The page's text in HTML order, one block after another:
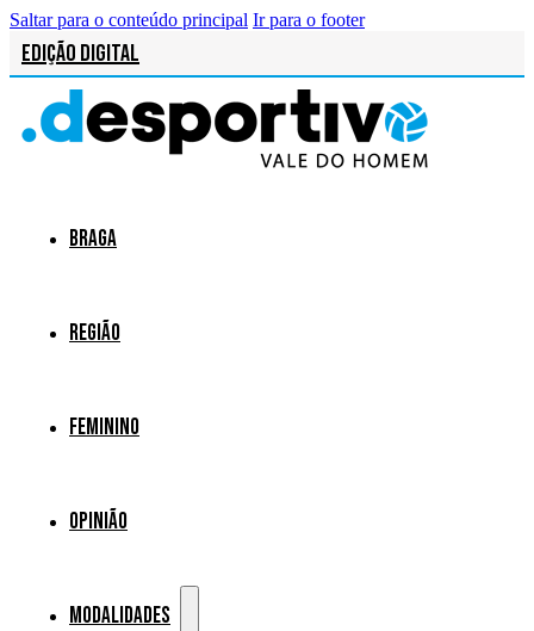
Saltar para o conteúdo principal Ir para o footer
Edição Digital
Braga
Região
Feminino
Opinião
Modalidades